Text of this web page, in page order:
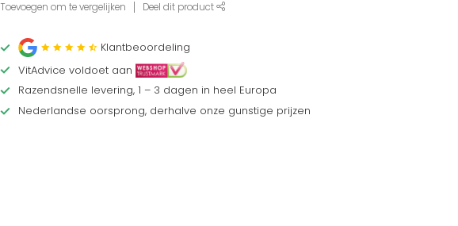
Toevoegen om te vergelijken Deel dit product
Klantbeoordeling
VitAdvice voldoet aan
Razendsnelle levering, 1 – 3 dagen in heel Europa
Nederlandse oorsprong, derhalve onze gunstige prijzen